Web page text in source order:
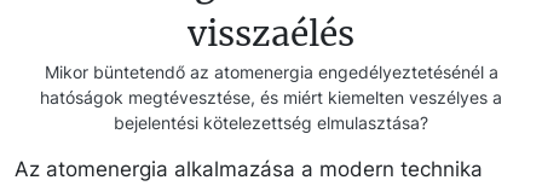
visszaélés
Mikor büntetendő az atomenergia engedélyeztetésénél a
hatóságok megtévesztése, és miért kiemelten veszélyes a
bejelentési kötelezettség elmulasztása?
Az atomenergia alkalmazása a modern technika